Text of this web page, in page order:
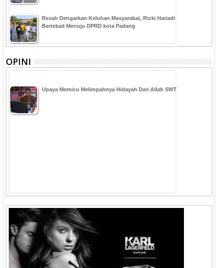
Resah Dengarkan Keluhan Masyarakat, Rizki Hariadi
Bertekad Menuju DPRD kota Padang
OPINI
Upaya Memicu Melimpahnya Hidayah Dari Allah SWT